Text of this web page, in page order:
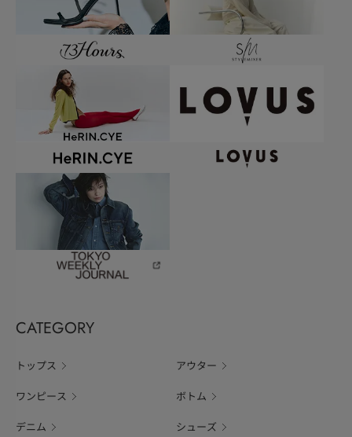
CATEGORY
トップス アウター
ワンピース ボトム
デニム シューズ